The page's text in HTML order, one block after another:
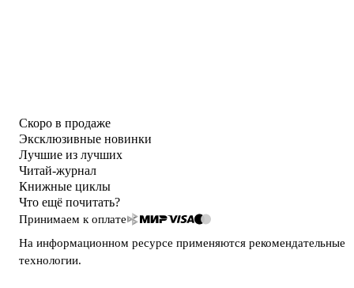
Скоро в продаже
Эксклюзивные новинки
Лучшие из лучших
Читай-журнал
Книжные циклы
Что ещё почитать?
Принимаем к оплате
На информационном ресурсе применяются рекомендательные
технологии.